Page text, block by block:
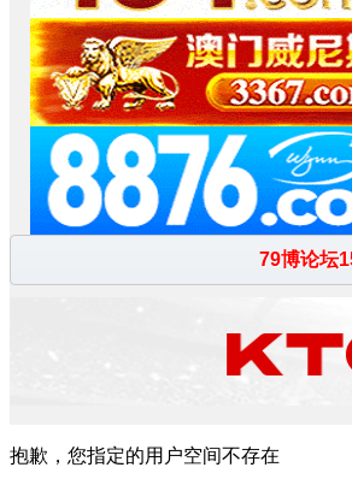
抱歉，您指定的用户空间不存在